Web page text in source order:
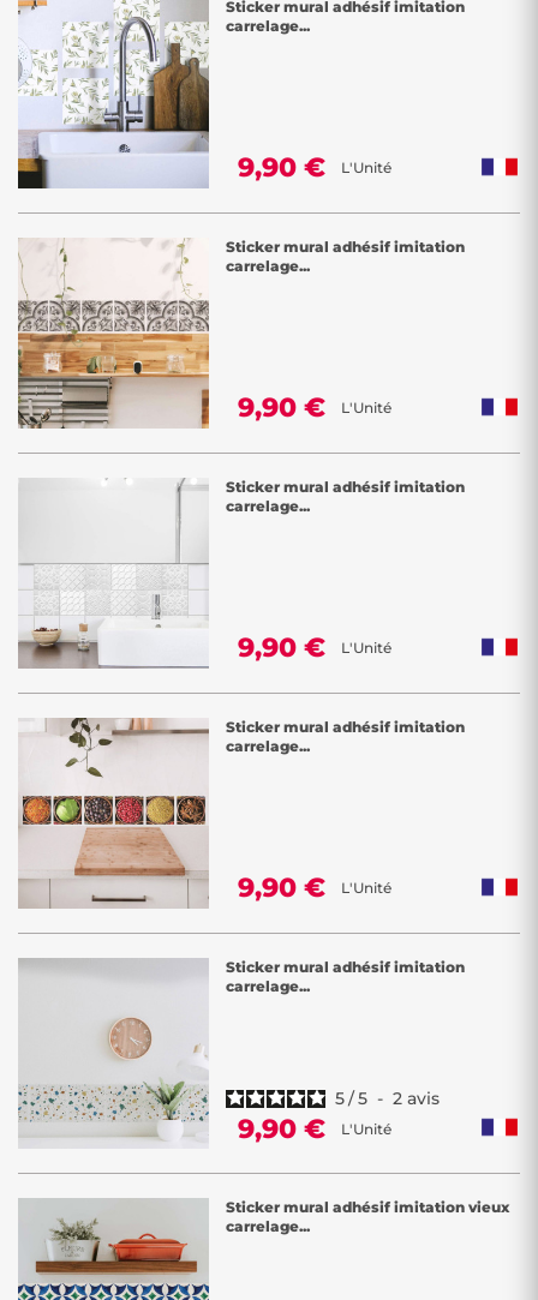
Sticker mural adhésif imitation
carrelage...
9,90 € L'Unité
Sticker mural adhésif imitation
carrelage...
9,90 € L'Unité
Sticker mural adhésif imitation
carrelage...
9,90 € L'Unité
Sticker mural adhésif imitation
carrelage...
9,90 € L'Unité
Sticker mural adhésif imitation
carrelage...
5/5 - 2 avis
9,90 € L'Unité
Sticker mural adhésif imitation vieux
carrelage...